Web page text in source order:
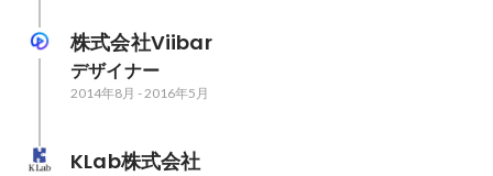
株式会社Viibar
デザイナー
2014年8月 -2016年5月
KLab株式会社